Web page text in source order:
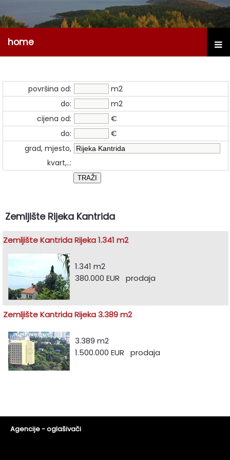
home
površina od:
m2
do:
m2
cijena od:
€
do:
€
grad, mjesto,
kvart,..:
Zemljište Rijeka Kantrida
Zemljište Kantrida Rijeka 1.341 m2
1.341 m2
380.000 EUR prodaja
Zemljište Kantrida Rijeka 3.389 m2
3.389 m2
1.500.000 EUR prodaja
Agencije - oglašivači